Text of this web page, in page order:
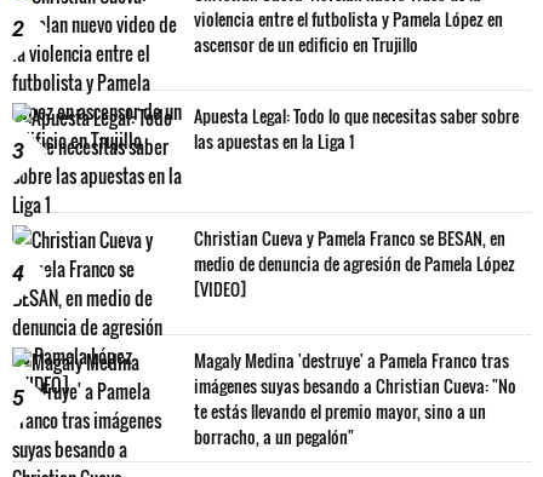
2
violencia entre el futbolista y Pamela López en
ascensor de un edificio en Trujillo
3
Apuesta Legal: Todo lo que necesitas saber sobre
las apuestas en la Liga 1
4
Christian Cueva y Pamela Franco se BESAN, en
medio de denuncia de agresión de Pamela López
[VIDEO]
5
Magaly Medina 'destruye' a Pamela Franco tras
imágenes suyas besando a Christian Cueva: "No
te estás llevando el premio mayor, sino a un
borracho, a un pegalón"